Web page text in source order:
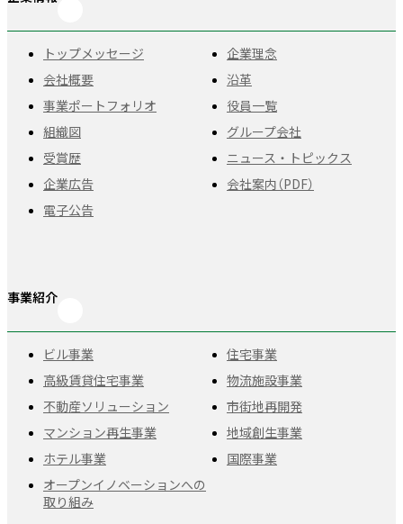
トップメッセージ 企業理念
会社概要 沿革
事業ポートフォリオ 役員一覧
組織図 グループ会社
受賞歴 ニュース・トピックス
企業広告 会社案内（PDF）
電子公告
事業紹介
ビル事業 住宅事業
高級賃貸住宅事業 物流施設事業
不動産ソリューション 市街地再開発
マンション再生事業 地域創生事業
ホテル事業 国際事業
オープンイノベーションへの
取り組み